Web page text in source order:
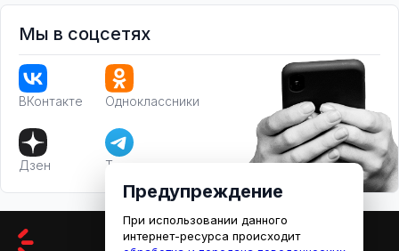
Мы в соцсетях
ВКонтакте Одноклассники
Дзен Телеграм
Предупреждение
При использовании данного
интернет-ресурса происходит